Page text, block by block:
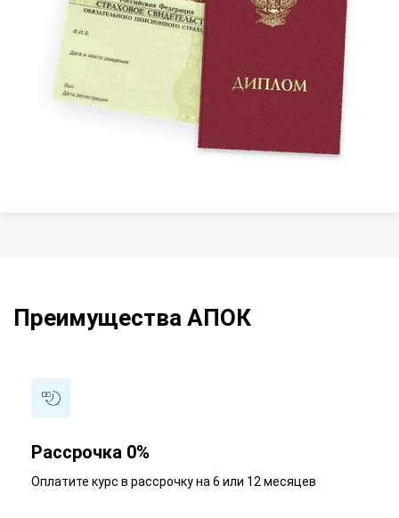
Преимущества АПОК
Рассрочка 0%
Оплатите курс в рассрочку на 6 или 12 месяцев